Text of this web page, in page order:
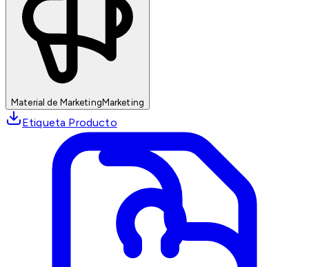
Material de MarketingMarketing
Etiqueta Producto